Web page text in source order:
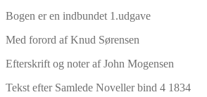
Bogen er en indbundet 1.udgave
Med forord af Knud Sørensen
Efterskrift og noter af John Mogensen
Tekst efter Samlede Noveller bind 4 1834